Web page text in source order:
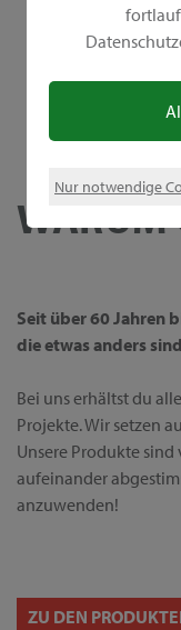
Nur notwendige
WARUM
Seit über 60 Jahren
die etwas anders
Bei uns erhältst du
Projekte. Wir setzen
Unsere Produkte
aufeinander
anzuwenden!
ZU DEN